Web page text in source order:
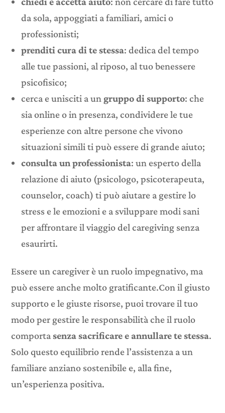
da sola, appoggiati a familiari, amici o
professionisti;
prenditi cura di te stessa: dedica del tempo
alle tue passioni, al riposo, al tuo benessere
psicofisico;
cerca e unisciti a un gruppo di supporto: che
sia online o in presenza, condividere le tue
esperienze con altre persone che vivono
situazioni simili ti può essere di grande aiuto;
consulta un professionista: un esperto della
relazione di aiuto (psicologo, psicoterapeuta,
counselor, coach) ti può aiutare a gestire lo
stress e le emozioni e a sviluppare modi sani
per affrontare il viaggio del caregiving senza
esaurirti.
Essere un caregiver è un ruolo impegnativo, ma
può essere anche molto gratificante.Con il giusto
supporto e le giuste risorse, puoi trovare il tuo
modo per gestire le responsabilità che il ruolo
comportasenza sacrificare e annullare te stessa.
Solo questo equilibrio rende l’assistenza a un
familiare anziano sostenibile e, alla fine,
un’esperienza positiva.